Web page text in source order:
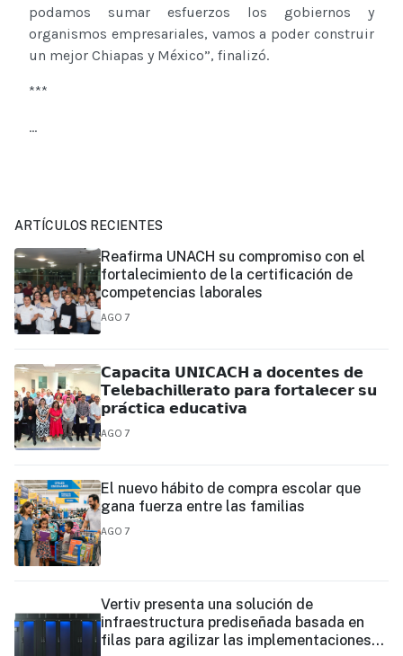
podamos sumar esfuerzos los gobiernos y
organismos empresariales, vamos a poder construir
un mejor Chiapas y México”, finalizó.
***
...
ARTÍCULOS RECIENTES
Reafirma UNACH su compromiso con el
fortalecimiento de la certificación de
competencias laborales
AGO 7
𝗖𝗮𝗽𝗮𝗰𝗶𝘁𝗮 𝗨𝗡𝗜𝗖𝗔𝗖𝗛 𝗮 𝗱𝗼𝗰𝗲𝗻𝘁𝗲𝘀 𝗱𝗲
𝗧𝗲𝗹𝗲𝗯𝗮𝗰𝗵𝗶𝗹𝗹𝗲𝗿𝗮𝘁𝗼 𝗽𝗮𝗿𝗮 𝗳𝗼𝗿𝘁𝗮𝗹𝗲𝗰𝗲𝗿 𝘀𝘂
𝗽𝗿𝗮́𝗰𝘁𝗶𝗰𝗮 𝗲𝗱𝘂𝗰𝗮𝘁𝗶𝘃𝗮
AGO 7
El nuevo hábito de compra escolar que
gana fuerza entre las familias
AGO 7
Vertiv presenta una solución de
infraestructura prediseñada basada en
filas para agilizar las implementaciones